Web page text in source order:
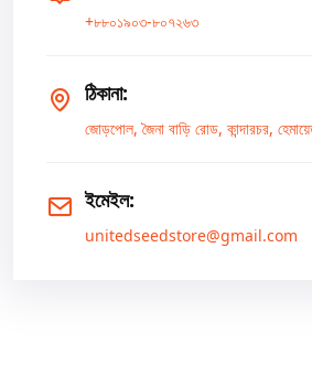
+৮৮০১৯০৩-৮০৭২৬৩
ঠিকানা:
জোড়পোল, জৈনা বাড়ি রোড, কান্দারচর,
ইমেইল:
unitedseedstore@gmail.com